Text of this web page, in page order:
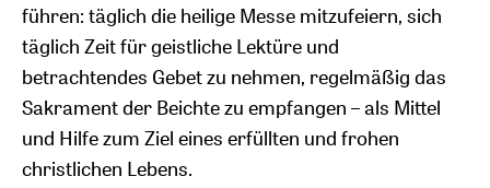
führen: täglich die heilige Messe mitzufeiern, sich
täglich Zeit für geistliche Lektüre und
betrachtendes Gebet zu nehmen, regelmäßig das
Sakrament der Beichte zu empfangen – als Mittel
und Hilfe zum Ziel eines erfüllten und frohen
christlichen Lebens.